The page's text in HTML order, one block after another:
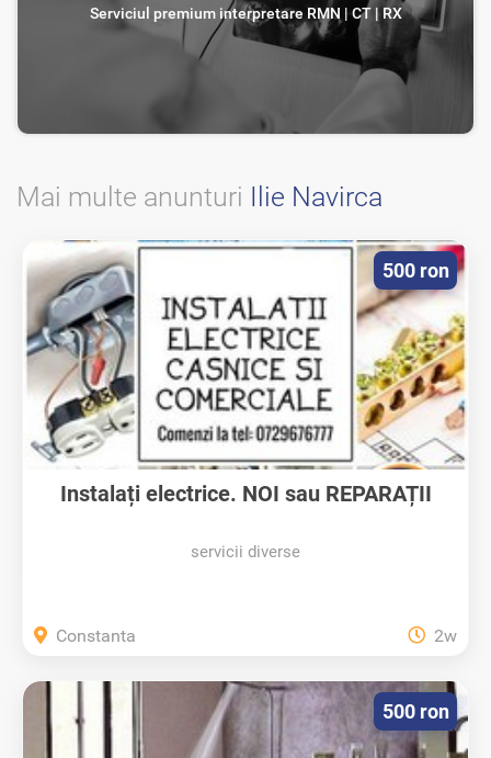
Serviciul premium interpretare RMN | CT | RX
Mai multe anunturi Ilie Navirca
Instalați electrice. NOI sau REPARAȚII
servicii diverse
500 ron
Constanta 2w
500 ron